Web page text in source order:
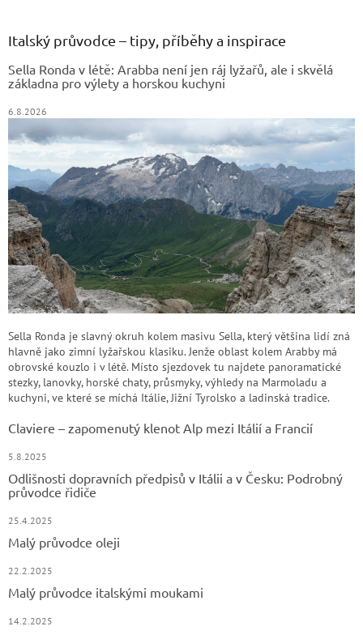
Italský průvodce – tipy, příběhy a inspirace
Sella Ronda v létě: Arabba není jen ráj lyžařů, ale i skvělá
základna pro výlety a horskou kuchyni
6.8.2026
Sella Ronda je slavný okruh kolem masivu Sella, který většina lidí zná
hlavně jako zimní lyžařskou klasiku. Jenže oblast kolem Arabby má
obrovské kouzlo i v létě. Místo sjezdovek tu najdete panoramatické
stezky, lanovky, horské chaty, průsmyky, výhledy na Marmoladu a
kuchyni, ve které se míchá Itálie, Jižní Tyrolsko a ladinská tradice.
Claviere – zapomenutý klenot Alp mezi Itálií a Francií
5.8.2025
Odlišnosti dopravních předpisů v Itálii a v Česku: Podrobný
průvodce řidiče
25.4.2025
Malý průvodce oleji
22.2.2025
Malý průvodce italskými moukami
14.2.2025